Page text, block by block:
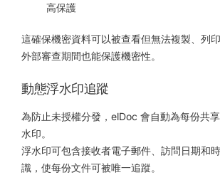
高保護
這確保機密資料可以被查看但無法複製、列
外部審查期間也能保護機密性。
動態浮水印追蹤
為防止未授權分發，elDoc 會自動為每份共
水印。
浮水印可包含接收者電子郵件、訪問日期和
識，使每份文件可被唯一追蹤。